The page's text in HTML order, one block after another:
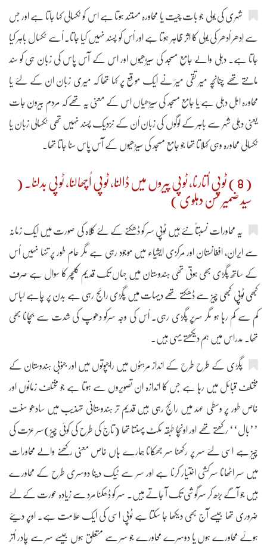
شہری کی بولی جو بات چیت یا محاورہ مستند ہوتا ہے اس کو ٹکسالی کہا جاتا ہے اور جس
سے اِدھر اُدھر کی بولی کا اثر ظاہر ہوتا ہے اور اُس کو پسند نہیں کیا جاتا۔ اُسے ٹکسال باہر کیا
جاتا ہے۔ دہلی والے جامع مسجد کی سیڑھیوں اور اس کے آس پاس کی زبان ہی کو سند
مانتے تھے چنانچہ میر تقی میرؔ نے ایک موقع پر کہا تھا کہ میری زبان ان کے لئے یا
محاورہ اہلِ دہلی ہے یا جامع مسجد کی سیڑھیاں اس کے معنی یہ تھے کہ مردم بیرون جات
یعنی دہلی شہر سے باہر کے لوگوں کی زبان اُن کے نزدیک پسند نہیں تھی ٹکسالی زبان یا
ٹکسالی محاورہ وہی کہلاتا تھا جو جامع مسجد کی سیڑھیوں کے آس پاس سنا جاتا تھا۔
( 8 ) ٹوپی اُتارنا، ٹوپی پیروں میں ڈالنا، ٹوپی اُچھالنا، ٹوپی بدلنا۔ (
سید ضمیر حسن دہلوی )
یہ محاورات نسبتاً نئے ہیں ٹوپی سر کو ڈھکنے کے لئے کُلاہ کی صورت میں ایک زمانہ
سے ایران، افغانستان اور مرکزی ایشیاء میں موجود رہی ہے مگر عام طور پر تنہا نہیں اُس
کے ساتھ پگڑی بھی ہوتی تھی ہندوستان میں جہاں تک قدیم کلچر کا سوال ہے صرف
کبھی ٹوپی کبھی چیز سے ڈھکتے تھے دیہات میں پگڑی رائج رہی ہے بدن پر چاہے لباس
کم سے کم رہا ہو مگر سرپر پگڑی رہی۔ اُس کی وجہ سرکو دھوپ کی شدت سے بچانا بھی
تھا۔ مدراس میں ہم دیکھتے یہی ہیں۔
پگڑی کے طرح طرح کے انداز مرہٹوں میں راجپوتوں میں اور جنوبی ہندوستان کے
مختلف قبائل میں رہا ہے جس کا اندازہ ان تصویروں سے ہوتا ہے جو مختلف زمانوں اور
خاص طور پر وسطی عہد میں رائج رہی ہیں قدیم تر ہندوستانی تہذیب میں سادھو سنت
’’بال‘‘ رکھتے تھے اور اونچا طبقہ مکٹ پہنتا تھا (تاج کی طرح کی کوئی چیز)سر عزت کی
چیز ہے اسی لئے سر پر رکھنا سر جھکانا ہمارے ہاں خاص معنی رکھنے والے محاورات
میں سر اٹھانا سرکشی اختیار کرنا ہے اور سر سے ٹیک دینا دوسری طرح کے محاورے
ہیں جو آگے بڑھ کر سرگوشی تک آ جاتے ہیں۔ سر کو ڈھکنا مرد سے زیادہ عورت کے لئے
ضروری تھا جیسے آج بھی دیکھا جا سکتا ہے ٹوپی اسی کی ایک علامت ہے۔ اوپر دیئے
ہوئے محاورے ہوں یا دوسرے محاورے جو سر سے متعلق ہوں جیسے سر سے چادر اُتر